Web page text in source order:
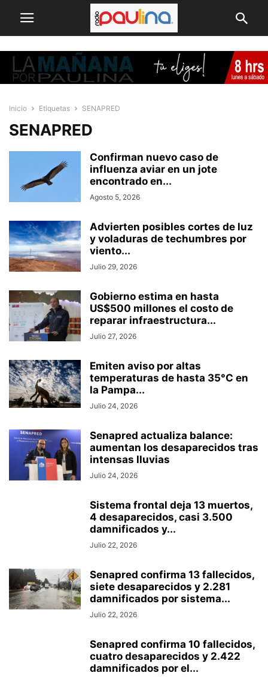
Inicio Etiquetas SENAPRED
SENAPRED
Confirman nuevo caso de
influenza aviar en un jote
encontrado en...
Agosto 5, 2026
Advierten posibles cortes de luz
y voladuras de techumbres por
viento...
Julio 29, 2026
Gobierno estima en hasta
US$500 millones el costo de
reparar infraestructura...
Julio 27, 2026
Emiten aviso por altas
temperaturas de hasta 35°C en
la Pampa...
Julio 24, 2026
Senapred actualiza balance:
aumentan los desaparecidos tras
intensas lluvias
Julio 24, 2026
Sistema frontal deja 13 muertos,
4 desaparecidos, casi 3.500
damnificados y...
Julio 22, 2026
Senapred confirma 13 fallecidos,
siete desaparecidos y 2.281
damnificados por sistema...
Julio 22, 2026
Senapred confirma 10 fallecidos,
cuatro desaparecidos y 2.422
damnificados por el...